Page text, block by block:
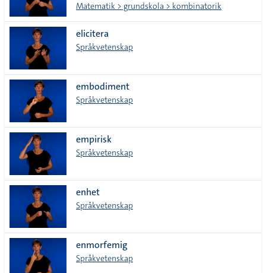
Matematik > grundskola > kombinatorik
elicitera
Språkvetenskap
embodiment
Språkvetenskap
empirisk
Språkvetenskap
enhet
Språkvetenskap
enmorfemig
Språkvetenskap